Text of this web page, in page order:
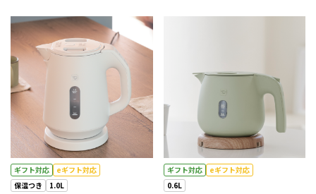
ギフト対応
eギフト対応
保温つき
1.0L
ギフト対応
eギフト対応
0.6L